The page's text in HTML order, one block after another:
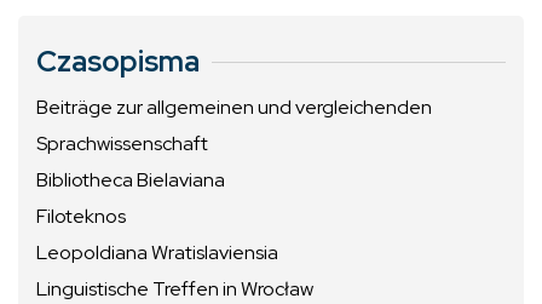
Czasopisma
Beiträge zur allgemeinen und vergleichenden
Sprachwissenschaft
Bibliotheca Bielaviana
Filoteknos
Leopoldiana Wratislaviensia
Linguistische Treffen in Wrocław